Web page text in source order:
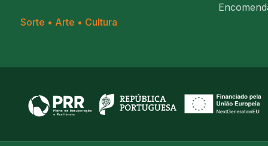
Sorte • Arte • Cultura